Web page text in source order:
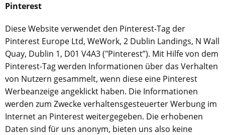
Pinterest
Diese Website verwendet den Pinterest-Tag der
Pinterest Europe Ltd, WeWork, 2 Dublin Landings, N Wall
Quay, Dublin 1, D01 V4A3 ("Pinterest”). Mit Hilfe von dem
Pinterest-Tag werden Informationen über das Verhalten
von Nutzern gesammelt, wenn diese eine Pinterest
Werbeanzeige angeklickt haben. Die Informationen
werden zum Zwecke verhaltensgesteuerter Werbung im
Internet an Pinterest weitergegeben. Die erhobenen
Daten sind für uns anonym, bieten uns also keine